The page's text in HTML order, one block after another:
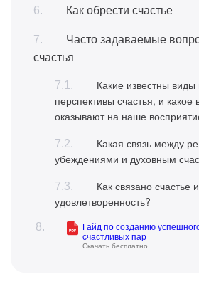
Как обрести счастье
Часто задаваемые
счастья
Какие известны
перспективы счастья, и какое
оказывают на наше
Какая связь между
убеждениями и духовным
Как связано счастье и
удовлетворенность?
Гайд по созданию
счастливых пар
Скачать бесплатно